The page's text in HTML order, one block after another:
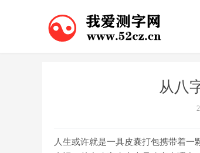
从八
人生或许就是一具皮囊打包携带着